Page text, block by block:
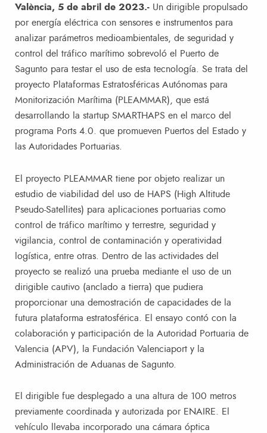
València, 5 de abril de 2023.- Un dirigible propulsado
por energía eléctrica con sensores e instrumentos para
analizar parámetros medioambientales, de seguridad y
control del tráfico marítimo sobrevoló el Puerto de
Sagunto para testar el uso de esta tecnología. Se trata del
proyecto Plataformas Estratosféricas Autónomas para
Monitorización Marítima (PLEAMMAR), que está
desarrollando la startup SMARTHAPS en el marco del
programa Ports 4.0. que promueven Puertos del Estado y
las Autoridades Portuarias.
El proyecto PLEAMMAR tiene por objeto realizar un
estudio de viabilidad del uso de HAPS (High Altitude
Pseudo-Satellites) para aplicaciones portuarias como
control de tráfico marítimo y terrestre, seguridad y
vigilancia, control de contaminación y operatividad
logística, entre otras. Dentro de las actividades del
proyecto se realizó una prueba mediante el uso de un
dirigible cautivo (anclado a tierra) que pudiera
proporcionar una demostración de capacidades de la
futura plataforma estratosférica. El ensayo contó con la
colaboración y participación de la Autoridad Portuaria de
Valencia (APV), la Fundación Valenciaport y la
Administración de Aduanas de Sagunto.
El dirigible fue desplegado a una altura de 100 metros
previamente coordinada y autorizada por ENAIRE. El
vehículo llevaba incorporado una cámara óptica